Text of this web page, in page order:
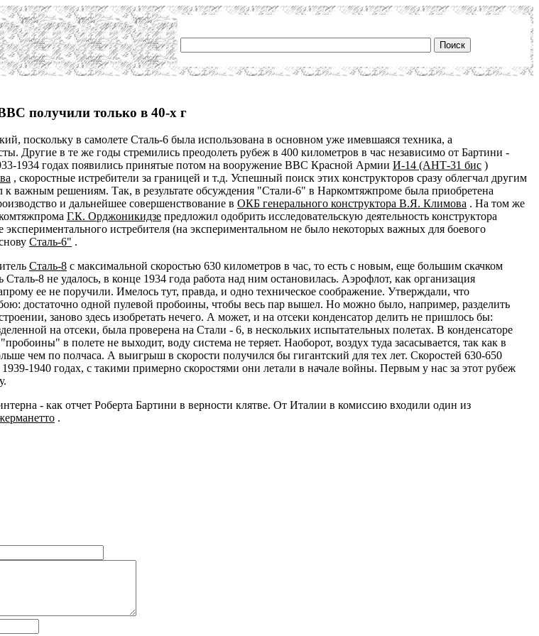
получили только в 40-х г
поскольку в самолете Сталь-6 была использована в основном уже имевшаяся техника, а
Другие в те же годы стремились преодолеть рубеж в 400 километров в час независимо от Бартини -
1934 годах появились принятые потом на вооружение ВВС Красной Армии И-14 (АНТ-31 бис )
, скоростные истребители за границей и т.д. Успешный поиск этих конструкторов сразу облегчал другим
важным решениям. Так, в результате обсуждения "Стали-6" в Наркомтяжпроме была приобретена
и дальнейшее совершенствование в ОКБ генерального конструктора В.Я. Климова . На том же
Г.К. Орджоникидзе предложил одобрить исследовательскую деятельность конструктора
истребителя (на экспериментальном не было некоторых важных для боевого
Сталь-6" .
Сталь-8 с максимальной скоростью 630 километров в час, то есть с новым, еще большим скачком
8 не удалось, в конце 1934 года работа над ним остановилась. Аэрофлот, как организация
ее не поручили. Имелось тут, правда, и одно техническое соображение. Утверждали, что
достаточно одной пулевой пробоины, чтобы весь пар вышел. Но можно было, например, разделить
заново здесь изобретать нечего. А может, и на отсеки конденсатор делить не пришлось бы:
на отсеки, была проверена на Стали - 6, в нескольких испытательных полетах. В конденсаторе
в полете не выходит, воду система не теряет. Наоборот, воздух туда засасывается, так как в
чем по полчаса. А выигрыш в скорости получился бы гигантский для тех лет. Скоростей 630-650
1940 годах, с такими примерно скоростями они летали в начале войны. Первым у нас за этот рубеж
- как отчет Роберта Бартини в верности клятве. От Италии в комиссию входили один из
.